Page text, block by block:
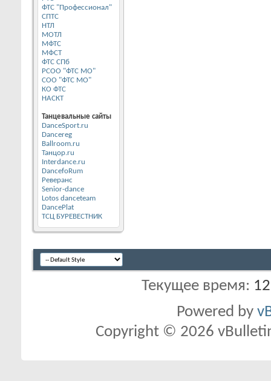
ФТС "Профессионал"
СПТС
НТЛ
МОТЛ
МФТС
МФСТ
ФТС СПб
РСОО "ФТС МО"
СОО "ФТС МО"
КО ФТС
НАСКТ
Танцевальные сайты
DanceSport.ru
Dancereg
Ballroom.ru
Танцор.ru
Interdance.ru
DancefoRum
Реверанс
Senior-dance
Lotos danceteam
DancePlat
ТСЦ БУРЕВЕСТНИК
Текущее время:
Powered by
Copyright © 2026